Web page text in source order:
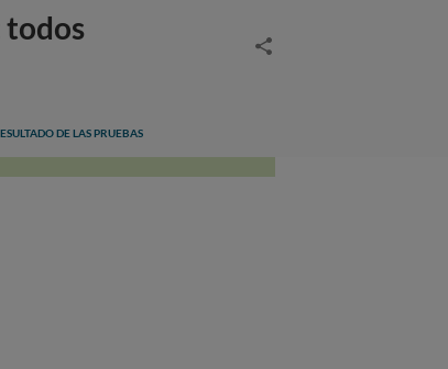
todos
DE LAS PRUEBAS